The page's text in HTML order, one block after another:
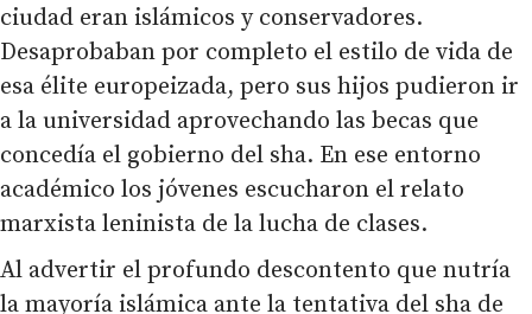
ciudad eran islámicos y conservadores.
Desaprobaban por completo el estilo de vida de
esa élite europeizada, pero sus hijos pudieron ir
a la universidad aprovechando las becas que
concedía el gobierno del sha. En ese entorno
académico los jóvenes escucharon el relato
marxista leninista de la lucha de clases.
Al advertir el profundo descontento que nutría
la mayoría islámica ante la tentativa del sha de